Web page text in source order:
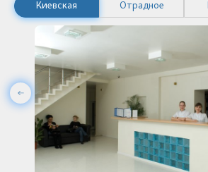
Киевская Отрадное